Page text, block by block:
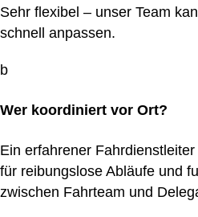
Sehr flexibel – unser Team
schnell anpassen.
b
Wer koordiniert vor Ort?
Ein erfahrener
für reibungslose Abläufe und
zwischen Fahrteam und